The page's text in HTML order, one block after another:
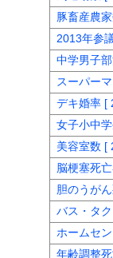
豚畜産農
2013年参
中学男子
スーパー
デキ婚率 [
女子小中
美容室数 [
脳梗塞死
胆のうが
バス・タ
ホームセ
年齢調整